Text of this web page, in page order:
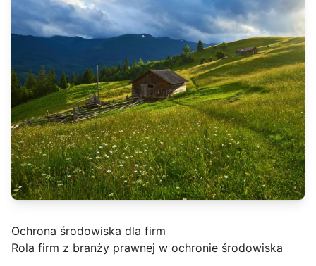
Ochrona środowiska dla firm
Rola firm z branży prawnej w ochronie środowiska